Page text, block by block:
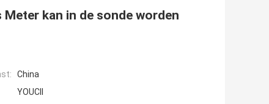
kan in de sonde worden
China
YOUCII